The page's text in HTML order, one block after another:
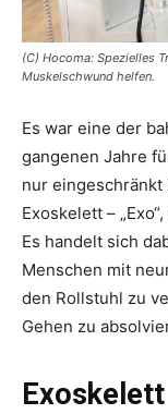
(C) Hocoma: Spezielles
Muskelschwund helfen.
Es war eine der
gangenen Jahre
nur eingeschränkt
Exoskelett –
Es handelt sich
Menschen mit
den Rollstuhl zu
Gehen zu